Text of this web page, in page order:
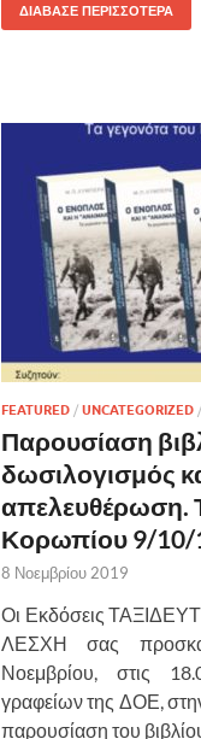
ΔΙΑΒΑΣΕ ΠΕΡΙΣΣΟΤΕΡΑ
FEATURED / UNCATEGORIZED /
Παρουσίαση
δωσιλογισμός
απελευθέρωση.
Κορωπίου 9/10/
8 Νοεμβρίου 2019
Οι Εκδόσεις
ΛΕΣΧΗ σας
Νοεμβρίου, στις
γραφείων της ΔΟΕ,
παρουσίαση του